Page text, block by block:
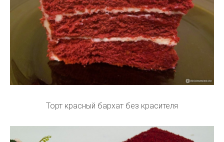
Торт красный бархат без красителя